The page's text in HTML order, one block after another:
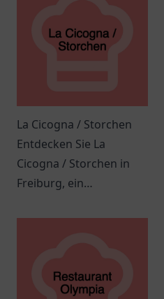
La Cicogna / Storchen
Entdecken Sie La
Cicogna / Storchen in
Freiburg, ein
mit italienischer Küche